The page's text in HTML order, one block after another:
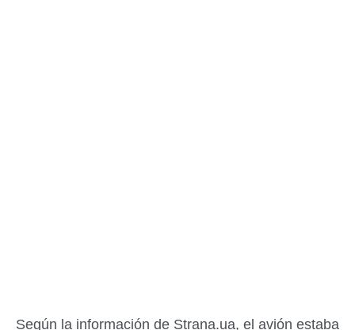
Según la información de Strana.ua, el avión estaba